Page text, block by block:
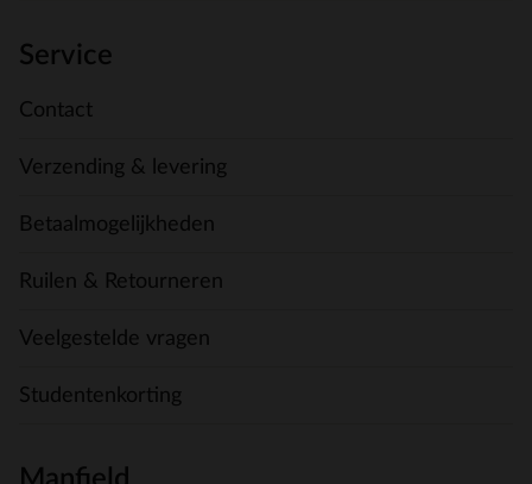
Service
Contact
Verzending & levering
Betaalmogelijkheden
Ruilen & Retourneren
Veelgestelde vragen
Studentenkorting